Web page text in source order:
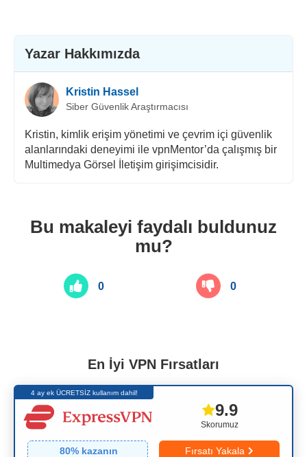
Yazar Hakkımızda
Kristin Hassel
Siber Güvenlik Araştırmacısı
Kristin, kimlik erişim yönetimi ve çevrim içi güvenlik
alanlarındaki deneyimi ile vpnMentor’da çalışmış bir
Multimedya Görsel İletişim girişimcisidir.
Bu makaleyi faydalı buldunuz
mu?
0 0
En İyi VPN Fırsatları
4 ay ek ÜCRETSİZ kullanım dahil!
Skorumuz
9.9
80% kazanın Fırsatı Yakala